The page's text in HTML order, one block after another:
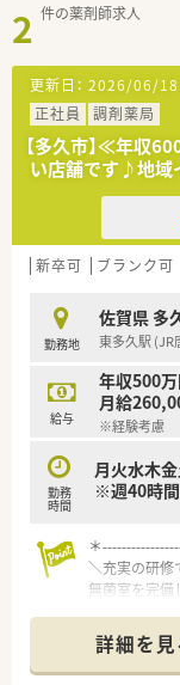
2 件の薬剤師求人
更新日： 2026/06/18
正社員
調剤薬局
【多久市】≪年収
い店舗です♪地域
新卒可 ブランク可
勤務地
佐賀県 多
東多久駅 (JR
給与
年収500
月給
※経験考慮
勤務
時間
月火水木
※週40時
＊
＼充実の研修
無菌室を完備
適な環境です
＊
詳細を見